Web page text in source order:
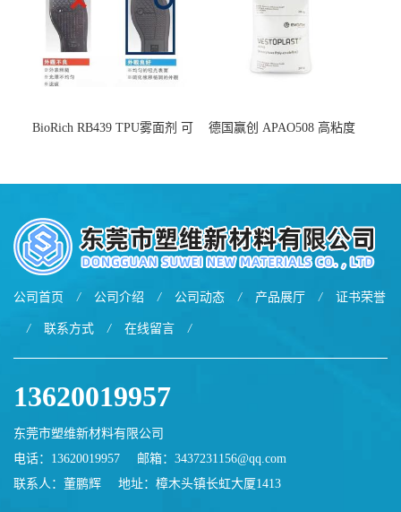
BioRich RB439 TPU雾面剂 可
德国赢创 APAO508 高粘度
公司首页 / 公司介绍 / 公司动态 / 产品展厅 / 证书荣誉
/ 联系方式 / 在线留言 /
13620019957
东莞市塑维新材料有限公司
电话：13620019957
邮箱： 3437231156@qq.com
联系人：董鹏辉
地址：樟木头镇长虹大厦1413